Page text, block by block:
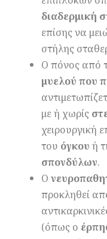
διαδερμική
επίσης να
στήλης
Ο πόνος από
μυελού που
με ή χωρίς
χειρουργική
του όγκου ή
σπονδύλων.
Ο
προκληθεί
(όπως ο έρπη